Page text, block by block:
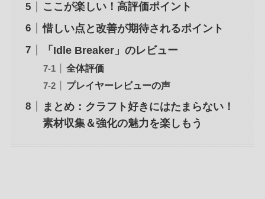
ここが楽しい！高評価ポイント
惜しい点と改善が期待されるポイント
「Idle Breaker」のレビュー
全体評価
プレイヤーレビューの声
まとめ：クラフト好きにはたまらない！
素材収集＆強化の魅力を楽しもう